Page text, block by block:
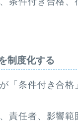
制度化する
「条件付き合格
責任者、影響範